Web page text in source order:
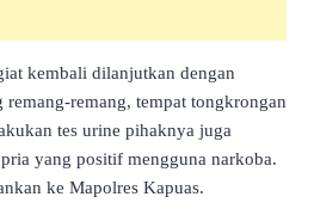
kembali dilanjutkan dengan
remang-remang, tempat tongkrongan
tes urine pihaknya juga
yang positif mengguna narkoba.
ke Mapolres Kapuas.